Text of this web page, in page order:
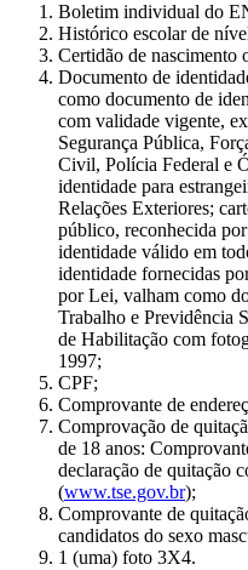
Boletim individual do
Histórico escolar de
Certidão de nascimento
Documento de
como documento de
com validade vigente,
Segurança Pública,
Civil, Polícia Federal e
identidade para
Relações Exteriores;
público, reconhecida
identidade válido em
identidade fornecidas
por Lei, valham como
Trabalho e Previdência
de Habilitação com
1997;
CPF;
Comprovante de
Comprovação de
de 18 anos:
declaração de quitação
(www.tse.gov.br);
Comprovante de
candidatos do sexo
1 (uma) foto 3X4.